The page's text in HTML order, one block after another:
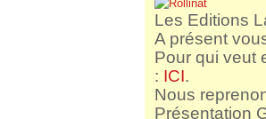
Les Editions
A présent
Pour qui veut
: ICI.
Nous
Présentation